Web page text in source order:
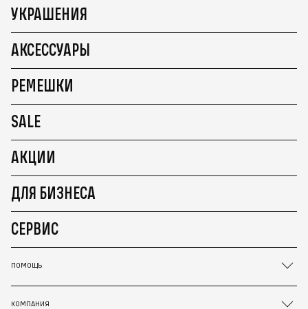
УКРАШЕНИЯ
АКСЕССУАРЫ
РЕМЕШКИ
SALE
АКЦИИ
ДЛЯ БИЗНЕСА
СЕРВИС
ПОМОЩЬ
КОМПАНИЯ